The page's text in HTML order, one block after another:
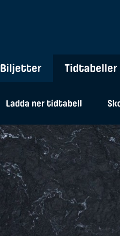
Biljetter Tidtabeller
Ladda ner tidtabell